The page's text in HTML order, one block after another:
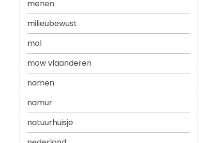
menen
milieubewust
mol
mow vlaanderen
namen
namur
natuurhuisje